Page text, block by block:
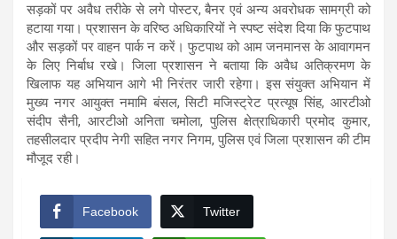
सड़कों पर अवैध तरीके से लगे पोस्टर, बैनर एवं अन्य अवरोधक सामग्री को
हटाया गया। प्रशासन के वरिष्ठ अधिकारियों ने स्पष्ट संदेश दिया कि फुटपाथ
और सड़कों पर वाहन पार्क न करें। फुटपाथ को आम जनमानस के आवागमन
के लिए निर्बाध रखे। जिला प्रशासन ने बताया कि अवैध अतिक्रमण के
खिलाफ यह अभियान आगे भी निरंतर जारी रहेगा। इस संयुक्त अभियान में
मुख्य नगर आयुक्त नमामि बंसल, सिटी मजिस्ट्रेट प्रत्यूष सिंह, आरटीओ
संदीप सैनी, आरटीओ अनिता चमोला, पुलिस क्षेत्राधिकारी प्रमोद कुमार,
तहसीलदार प्रदीप नेगी सहित नगर निगम, पुलिस एवं जिला प्रशासन की टीम
मौजूद रही।
Facebook Twitter